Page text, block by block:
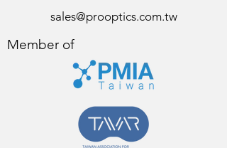
sales@prooptics.com.tw
Member of